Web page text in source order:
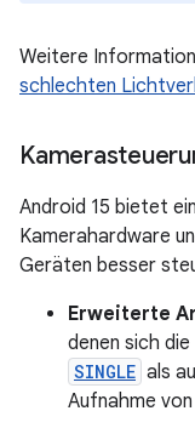
Weitere
schlechten
Android 15 bietet
Kamerahardware
Geräten besser
Erweiterte
denen sich
SINGLE als
Aufnahme